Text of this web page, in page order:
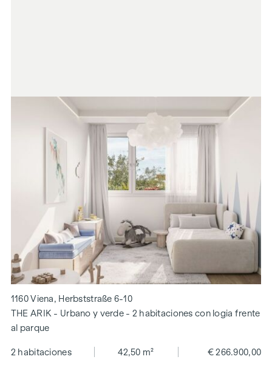
1160 Viena, Herbststraße 6-10
THE ARIK - Urbano y verde - 2 habitaciones con logia frente
al parque
2 habitaciones 42,50 m² € 266.900,00